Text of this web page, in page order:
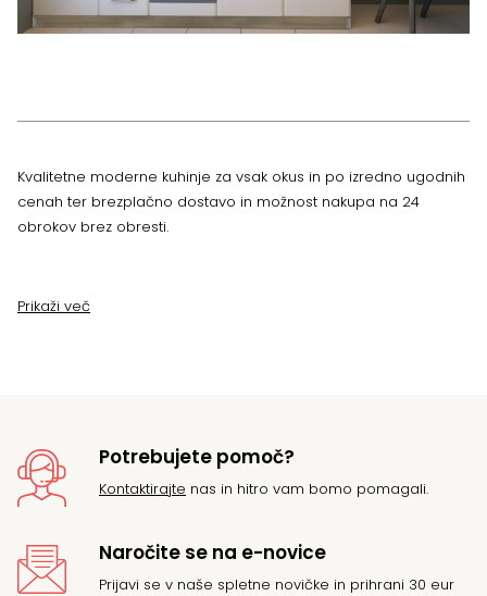
Kvalitetne moderne kuhinje za vsak okus in po izredno ugodnih
cenah ter brezplačno dostavo in možnost nakupa na 24
obrokov brez obresti.
Prikaži več
Potrebujete pomoč?
Kontaktirajte nas in hitro vam bomo pomagali.
Naročite se na e-novice
Prijavi se v naše spletne novičke in prihrani 30 eur